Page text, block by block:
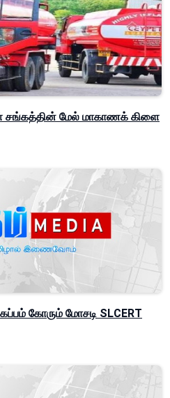
சங்கத்தின் மேல் மாகாணக் கிளை
கோரும் மோசடி SLCERT